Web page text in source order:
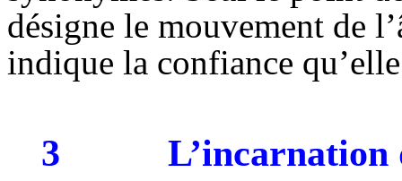
désigne le mouvement de
indique la confiance
3 L’incarnation